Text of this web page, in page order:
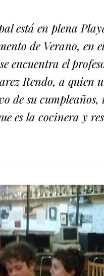
está en plena
de Verano,
encuentra el
Rendo, a quien
de su
es la cocinera y